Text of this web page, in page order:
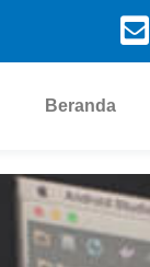
Beranda